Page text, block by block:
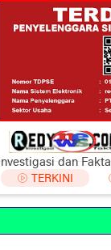
Investigasi dan Fakta
TERKINI